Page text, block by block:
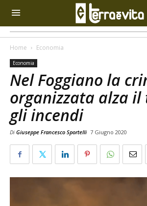
Home Economia
Economia
Nel Foggiano la
organizzata alza il
gli incendi
Di Giuseppe Francesco Sportelli 7 Giugno 2020